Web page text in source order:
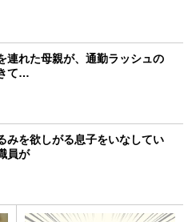
連れた母親が、通勤ラッシュの
て…
みを欲しがる息子をいなしてい
員が